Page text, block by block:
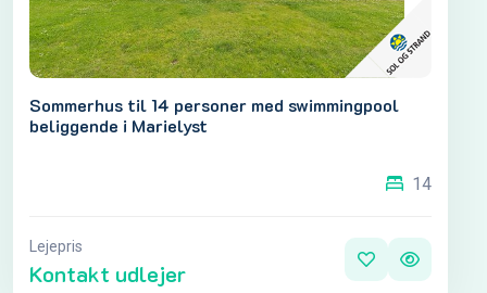
Sommerhus til 14 personer med swimmingpool
beliggende i Marielyst
14
Lejepris
Kontakt udlejer